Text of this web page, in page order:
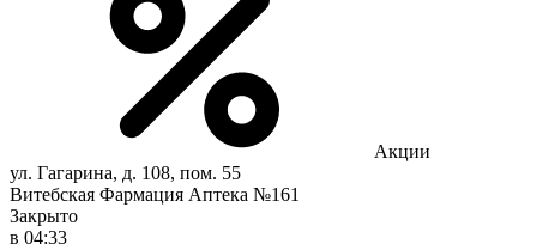
Акции
ул. Гагарина, д. 108, пом. 55
Витебская Фармация Аптека №161
Закрыто
в 04:33